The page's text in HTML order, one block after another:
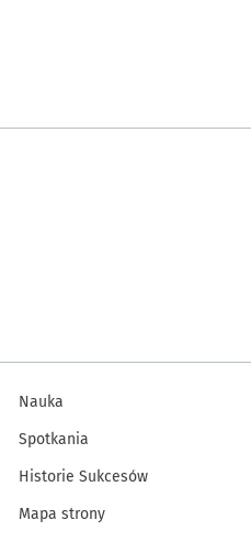
Nauka
Spotkania
Historie Sukcesów
Mapa strony